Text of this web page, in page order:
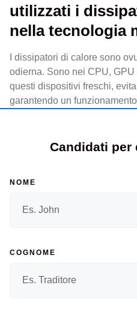
utilizzati i
nella tecnologia
I dissipatori di calore sono
odierna. Sono nei CPU,
questi dispositivi freschi,
garantendo un
Candidati per
NOME
COGNOME